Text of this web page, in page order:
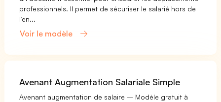
professionnels. Il permet de sécuriser le salarié hors de
l’en...
Voir le modèle
Avenant Augmentation Salariale Simple
Avenant augmentation de salaire – Modèle gratuit à